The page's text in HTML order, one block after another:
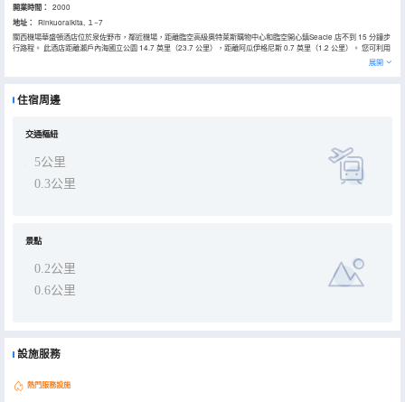
開業時間： 2000
地址：
Rinkuoraikita, １−7
關西機場華盛頓酒店位於泉佐野市，鄰近機場，距離臨空高級奧特萊斯購物中心和臨空開心鎮Seacle 店不到 15 分鐘步
行路程。 此酒店距離瀨戶內海國立公園 14.7 英里（23.7 公里），距離阿瓜伊格尼斯 0.7 英里（1.2 公里）。 您可利用
免費 WiFi和舞廳等便利服務和設施。 您可以到服務關西機場華盛頓酒店住客的Waterfront Kitchen Garden享用美餐；
也可以去雜貨店/便利店逛逛。每天 06:30 至 09:30 提供收費的自助式早餐。 特色服務/設施包括免費高速有線上網、24
展開
住宿周邊
交通樞紐
5公里
0.3公里
景點
0.2公里
0.6公里
設施服務
熱門服務設施